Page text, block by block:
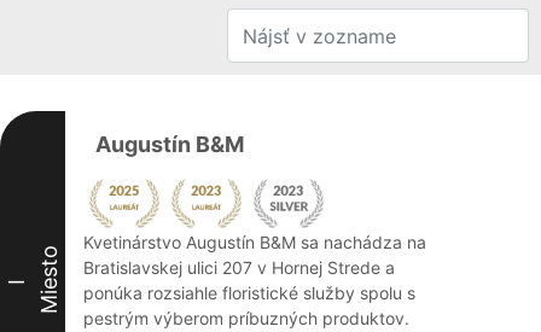
I Miesto
Augustín B&M
Kvetinárstvo Augustín B&M sa nachádza na
Bratislavskej ulici 207 v Hornej Strede a
ponúka rozsiahle floristické služby spolu s
pestrým výberom príbuzných produktov.